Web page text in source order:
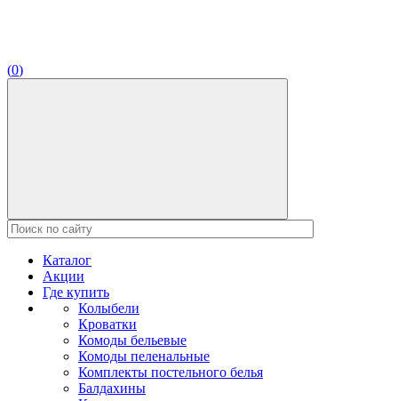
(0)
Каталог
Акции
Где купить
Колыбели
Кроватки
Комоды бельевые
Комоды пеленальные
Комплекты постельного белья
Балдахины